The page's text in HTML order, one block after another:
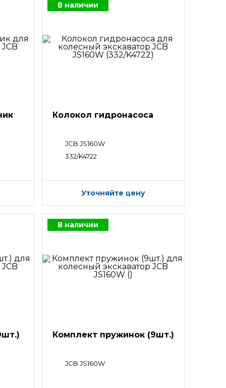
В наличии
Колокол гидронасоса
JCB JS160W
332/K4722
Уточняйте цену
В наличии
Комплект пружинок (9шт.)
JCB JS160W